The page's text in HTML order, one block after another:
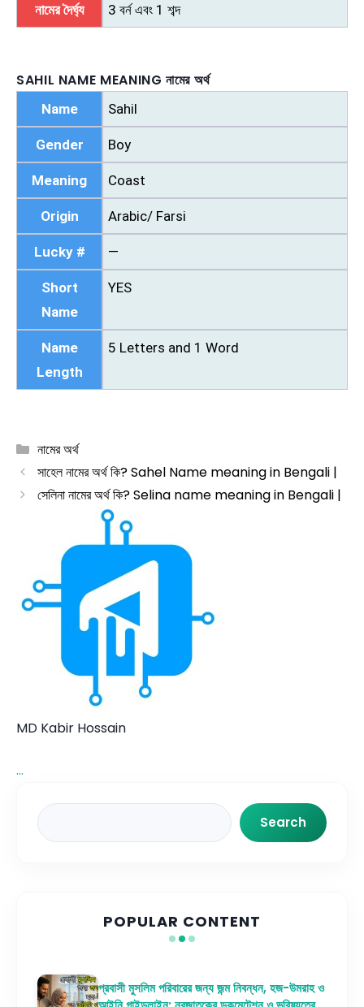
নামের দৈর্ঘ্য 3 বর্ন এবং 1 শব্দ
SAHIL NAME MEANING নামের অর্থ
Name Sahil
Gender Boy
Meaning Coast
Origin Arabic/ Farsi
Lucky # —
Short
Name
YES
Name
Length
5 Letters and 1 Word
Categories
নামের অর্থ
সাহেল নামের অর্থ কি? Sahel Name meaning in Bengali |
সেলিনা নামের অর্থ কি? Selina name meaning in Bengali |
MD Kabir Hossain
...
Search
Search
POPULAR CONTENT
প্রবাসী মুসলিম পরিবারের জন্য জন্ম নিবন্ধন, হজ-উমরাহ ও